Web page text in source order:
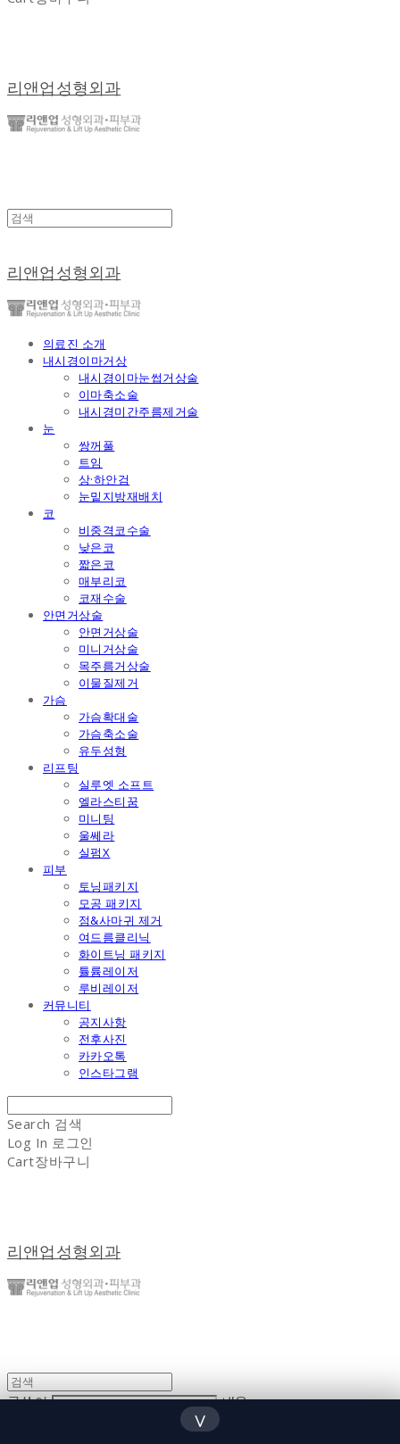
리앤업성형외과
리앤업성형외과
의료진 소개
내시경이마거상
내시경이마눈썹거상술
이마축소술
내시경미간주름제거술
눈
쌍꺼풀
트임
상·하안검
눈밑지방재배치
코
비중격코수술
낮은코
짧은코
매부리코
코재수술
안면거상술
안면거상술
미니거상술
목주름거상술
이물질제거
가슴
가슴확대술
가슴축소술
유두성형
리프팅
실루엣 소프트
엘라스티꿈
미니팅
울쎄라
실펌X
피부
토닝패키지
모공 패키지
점&사마귀 제거
여드름클리닉
화이트닝 패키지
튤륨레이저
루비레이저
커뮤니티
공지사항
전후사진
카카오톡
인스타그램
Search 검색
Log In 로그인
Cart장바구니
리앤업성형외과
글쓴이 내용
∨